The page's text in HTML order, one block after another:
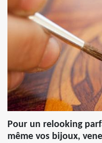
Pour un relooking
même vos bijoux,